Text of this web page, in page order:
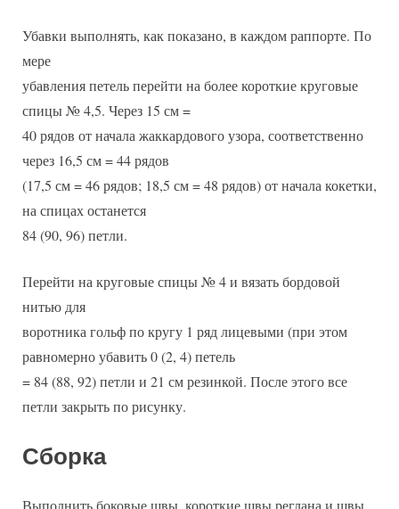
Убавки выполнять, как показано, в каждом раппорте. По
мере
убавления петель перейти на более короткие круговые
спицы № 4,5. Через 15 см =
40 рядов от начала жаккардового узора, соответственно
через 16,5 см = 44 рядов
(17,5 см = 46 рядов; 18,5 см = 48 рядов) от начала кокетки,
на спицах останется
84 (90, 96) петли.
Перейти на круговые спицы № 4 и вязать бордовой
нитью для
воротника гольф по кругу 1 ряд лицевыми (при этом
равномерно убавить 0 (2, 4) петель
= 84 (88, 92) петли и 21 см резинкой. После этого все
петли закрыть по рисунку.
Сборка
Выполнить боковые швы, короткие швы реглана и швы